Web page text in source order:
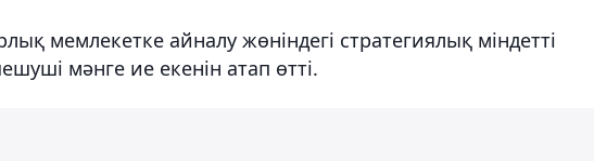
мемлекетке айналу жөніндегі стратегиялық міндетті
мәнге ие екенін атап өтті.